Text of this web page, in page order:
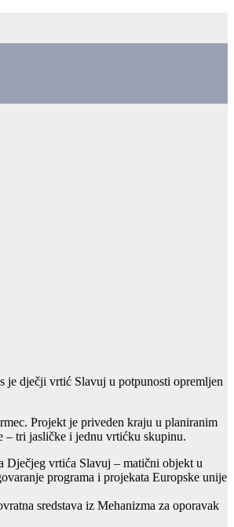
je dječji vrtić Slavuj u potpunosti opremljen
Projekt je priveden kraju u planiranim
– tri jasličke i jednu vrtićku skupinu.
Dječjeg vrtića Slavuj – matični objekt u
programa i projekata Europske unije
sredstava iz Mehanizma za oporavak